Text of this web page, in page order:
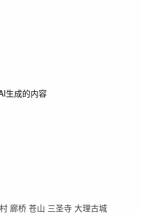
生成的内容
廊桥 苍山 三圣寺 大理古城